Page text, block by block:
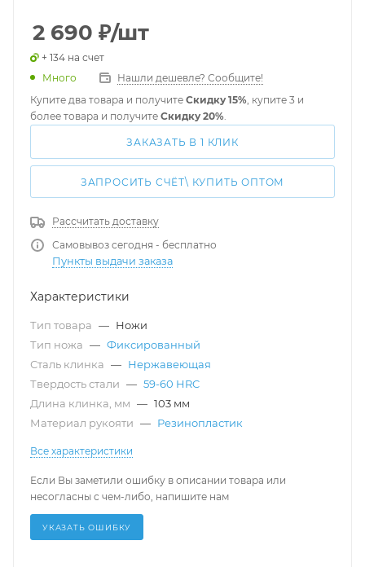
2 690 ₽/шт
+ 134 на счет
Много
Нашли дешевле? Сообщите!
Купите два товара и получите Скидку 15%, купите 3 и
более товара и получите Скидку 20%.
ЗАКАЗАТЬ В 1 КЛИК
ЗАПРОСИТЬ СЧЁТ\ КУПИТЬ ОПТОМ
Рассчитать доставку
Самовывоз сегодня - бесплатно
Пункты выдачи заказа
Характеристики
Тип товара — Ножи
Тип ножа — Фиксированный
Сталь клинка — Нержавеющая
Твердость стали — 59-60 HRC
Длина клинка, мм — 103 мм
Материал рукояти — Резинопластик
Все характеристики
Если Вы заметили ошибку в описании товара или
несогласны с чем-либо, напишите нам
УКАЗАТЬ ОШИБКУ